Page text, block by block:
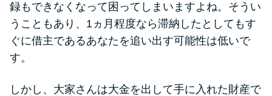
録もできなくなって困ってしまいますよね。そうい
うこともあり、1ヵ月程度なら滞納したとしてもす
ぐに借主であるあなたを追い出す可能性は低いで
す。
しかし、大家さんは大金を出して手に入れた財産で